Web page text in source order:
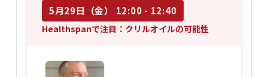
5月29日（金） 12:00 - 12:40
Healthspanで注目：クリルオイルの可能性